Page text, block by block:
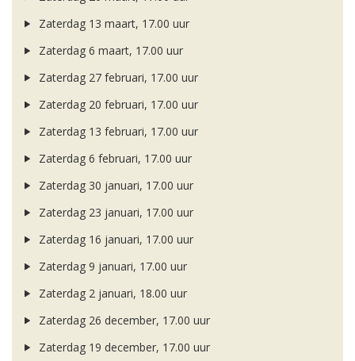
Zaterdag 13 maart, 17.00 uur
Zaterdag 6 maart, 17.00 uur
Zaterdag 27 februari, 17.00 uur
Zaterdag 20 februari, 17.00 uur
Zaterdag 13 februari, 17.00 uur
Zaterdag 6 februari, 17.00 uur
Zaterdag 30 januari, 17.00 uur
Zaterdag 23 januari, 17.00 uur
Zaterdag 16 januari, 17.00 uur
Zaterdag 9 januari, 17.00 uur
Zaterdag 2 januari, 18.00 uur
Zaterdag 26 december, 17.00 uur
Zaterdag 19 december, 17.00 uur